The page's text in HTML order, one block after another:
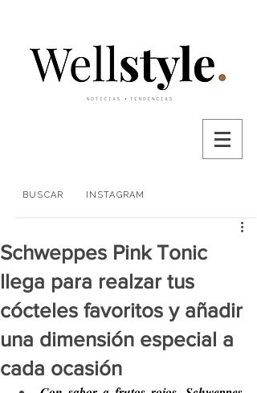
BUSCAR INSTAGRAM
Schweppes Pink Tonic
llega para realzar tus
cócteles favoritos y añadir
una dimensión especial a
cada ocasión